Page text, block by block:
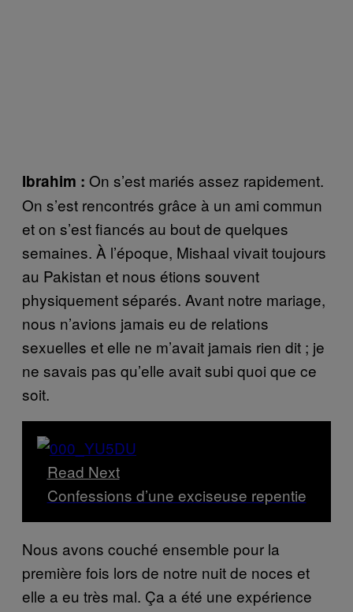
Ibrahim : On s’est mariés assez rapidement.
On s’est rencontrés grâce à un ami commun
et on s’est fiancés au bout de quelques
semaines. À l’époque, Mishaal vivait toujours
au Pakistan et nous étions souvent
physiquement séparés. Avant notre mariage,
nous n’avions jamais eu de relations
sexuelles et elle ne m’avait jamais rien dit ; je
ne savais pas qu’elle avait subi quoi que ce
soit.
Read Next
Confessions d’une exciseuse repentie
Nous avons couché ensemble pour la
première fois lors de notre nuit de noces et
elle a eu très mal. Ça a été une expérience